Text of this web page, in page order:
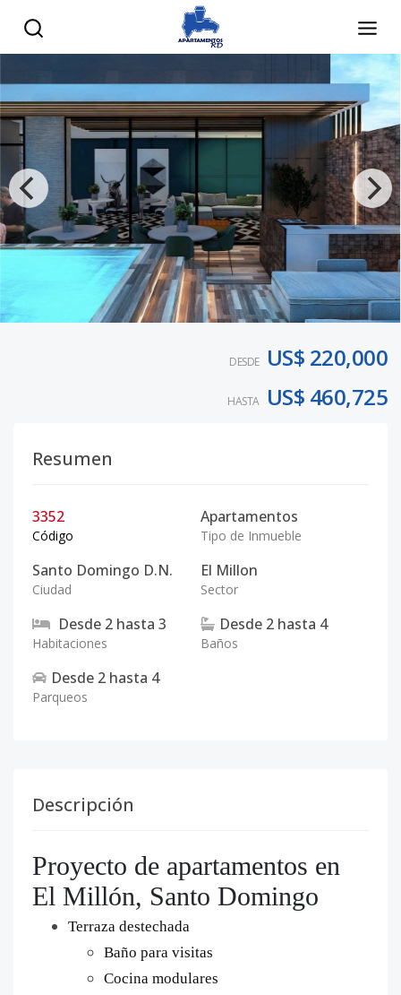
DESDE US$ 220,000
HASTA US$ 460,725
Resumen
3352
Código
Apartamentos
Tipo de Inmueble
Santo Domingo D.N.
Ciudad
El Millon
Sector
Desde 2 hasta 3
Habitaciones
Desde 2 hasta 4
Baños
Desde 2 hasta 4
Parqueos
Descripción
Proyecto de apartamentos en
El Millón, Santo Domingo
Terraza destechada
Baño para visitas
Cocina modulares